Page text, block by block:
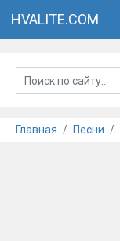
HVALITE.COM
Главная Песни